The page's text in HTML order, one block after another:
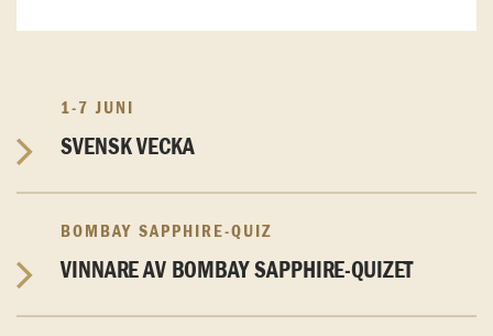
1-7 JUNI
SVENSK VECKA
BOMBAY SAPPHIRE-QUIZ
VINNARE AV BOMBAY SAPPHIRE-QUIZET